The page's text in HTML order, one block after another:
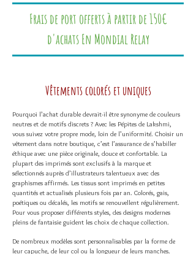
Frais de port offerts à partir de 150€
d'achats En Mondial Relay
Vêtements colorés et uniques
Pourquoi l’achat durable devrait-il être synonyme de couleurs
neutres et de motifs discrets ? Avec les Pépites de Lakshmi,
vous suivez votre propre mode, loin de l’uniformité. Choisir un
vêtement dans notre boutique, c’est l’assurance de s’habiller
éthique avec une pièce originale, douce et confortable. La
plupart des imprimés sont exclusifs à la marque et
sélectionnés auprès d’illustrateurs talentueux avec des
graphismes affirmés. Les tissus sont imprimés en petites
quantités et actualisés plusieurs fois par an. Colorés, gais,
poétiques ou décalés, les motifs se renouvellent régulièrement.
Pour vous proposer différents styles, des designs modernes
pleins de fantaisie guident les choix de chaque collection.
De nombreux modèles sont personnalisables par la forme de
leur capuche, de leur col ou la longueur de leurs manches.